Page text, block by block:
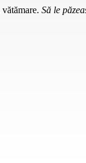
Să le